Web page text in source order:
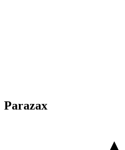
Parazax